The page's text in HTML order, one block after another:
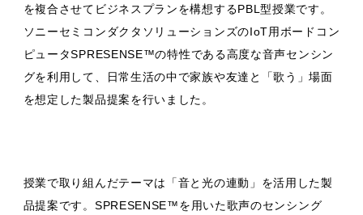
を複合させてビジネスプランを構想するPBL型授業です。
ソニーセミコンダクタソリューションズのIoT用ボードコン
ピュータSPRESENSE™の特性である高度な音声センシン
グを利用して、日常生活の中で家族や友達と「歌う」場面
を想定した製品提案を行いました。
授業で取り組んだテーマは「音と光の連動」を活用した製
品提案です。SPRESENSE™を用いた歌声のセンシング